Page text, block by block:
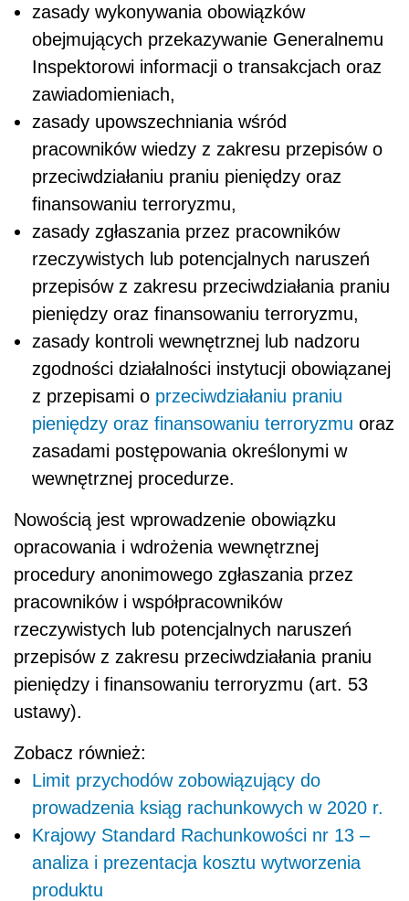
zasady wykonywania obowiązków
obejmujących przekazywanie Generalnemu
Inspektorowi informacji o transakcjach oraz
zawiadomieniach,
zasady upowszechniania wśród
pracowników wiedzy z zakresu przepisów o
przeciwdziałaniu praniu pieniędzy oraz
finansowaniu terroryzmu,
zasady zgłaszania przez pracowników
rzeczywistych lub potencjalnych naruszeń
przepisów z zakresu przeciwdziałania praniu
pieniędzy oraz finansowaniu terroryzmu,
zasady kontroli wewnętrznej lub nadzoru
zgodności działalności instytucji obowiązanej
z przepisami o przeciwdziałaniu praniu
pieniędzy oraz finansowaniu terroryzmu oraz
zasadami postępowania określonymi w
wewnętrznej procedurze.
Nowością jest wprowadzenie obowiązku
opracowania i wdrożenia wewnętrznej
procedury anonimowego zgłaszania przez
pracowników i współpracowników
rzeczywistych lub potencjalnych naruszeń
przepisów z zakresu przeciwdziałania praniu
pieniędzy i finansowaniu terroryzmu (art. 53
ustawy).
Zobacz również:
Limit przychodów zobowiązujący do
prowadzenia ksiąg rachunkowych w 2020 r.
Krajowy Standard Rachunkowości nr 13 –
analiza i prezentacja kosztu wytworzenia
produktu